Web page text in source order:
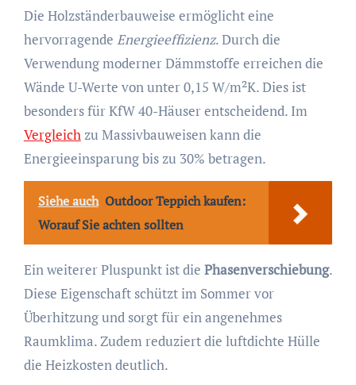
Die Holzständerbauweise ermöglicht eine
hervorragende Energieeffizienz. Durch die
Verwendung moderner Dämmstoffe erreichen die
Wände U-Werte von unter 0,15 W/m²K. Dies ist
besonders für KfW 40-Häuser entscheidend. Im
Vergleichzu Massivbauweisen kann die
Energieeinsparung bis zu 30% betragen.
Siehe auch Outdoor Teppich kaufen:
Worauf Sie achten sollten
Ein weiterer Pluspunkt ist die Phasenverschiebung.
Diese Eigenschaft schützt im Sommer vor
Überhitzung und sorgt für ein angenehmes
Raumklima. Zudem reduziert die luftdichte Hülle
die Heizkosten deutlich.